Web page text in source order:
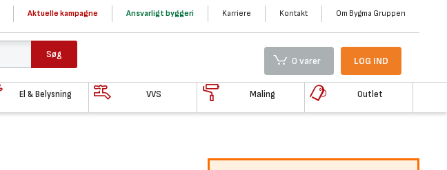
Aktuelle kampagne Ansvarligt byggeri Karriere Kontakt Om Bygma Gruppen
Søg
0 varer LOG IND
El & Belysning VVS Maling Outlet